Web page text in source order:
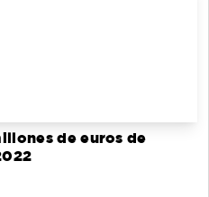
de euros de